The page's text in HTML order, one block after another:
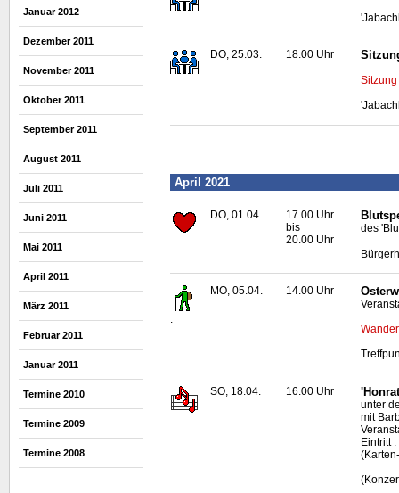
Januar 2012
Dezember 2011
November 2011
Oktober 2011
September 2011
August 2011
Juli 2011
Juni 2011
Mai 2011
April 2011
März 2011
Februar 2011
Januar 2011
Termine 2010
Termine 2009
Termine 2008
DO, 25.03. 18.00 Uhr
April 2021
DO, 01.04.
17.00 Uhr
bis
20.00 Uhr
des
.
MO, 05.04. 14.00 Uhr
.
SO, 18.04. 16.00 Uhr
unter
mit
Eintritt